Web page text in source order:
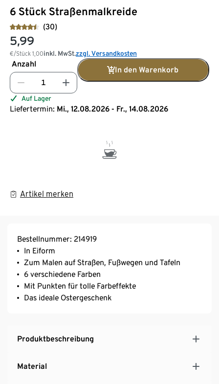
6 Stück Straßenmalkreide
(30)
5,99
€/Stück 1,00inkl. MwSt.zzgl. Versandkosten
Anzahl
In den Warenkorb
Auf Lager
Liefertermin: Mi., 12.08.2026 - Fr., 14.08.2026
Artikel merken
Bestellnummer: 214919
In Eiform
Zum Malen auf Straßen, Fußwegen und Tafeln
6 verschiedene Farben
Mit Punkten für tolle Farbeffekte
Das ideale Ostergeschenk
Produktbeschreibung
Material